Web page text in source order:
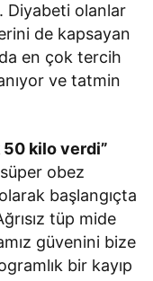
Diyabeti olanlar
de kapsayan
en çok tercih
ve tatmin
50 kilo verdi”
süper obez
başlangıçta
tüp mide
güvenini bize
bir kayıp